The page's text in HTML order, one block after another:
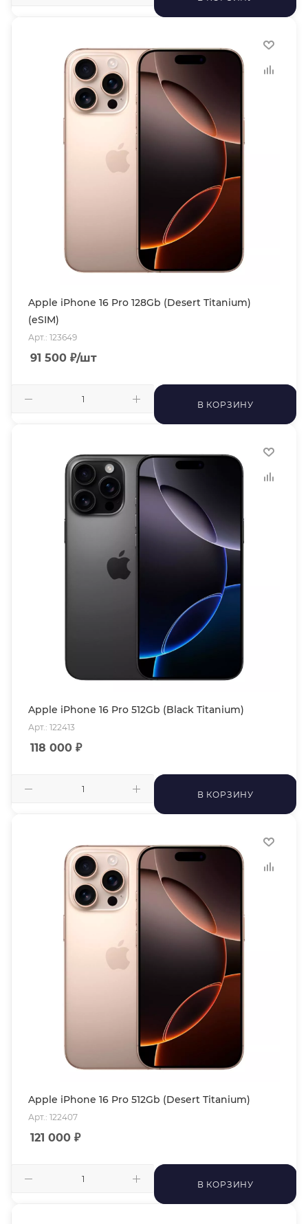
Apple iPhone 16 Pro 128Gb (Desert Titanium)
(eSIM)
Арт.: 123649
91 500 ₽/шт
В КОРЗИНУ
Apple iPhone 16 Pro 512Gb (Black Titanium)
Арт.: 122413
118 000 ₽
В КОРЗИНУ
Apple iPhone 16 Pro 512Gb (Desert Titanium)
Арт.: 122407
121 000 ₽
В КОРЗИНУ